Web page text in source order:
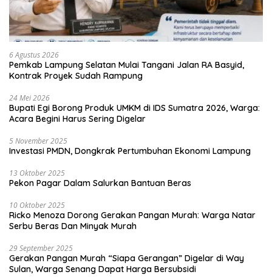
6 Agustus 2026
Pemkab Lampung Selatan Mulai Tangani Jalan RA Basyid,
Kontrak Proyek Sudah Rampung
24 Mei 2026
Bupati Egi Borong Produk UMKM di IDS Sumatra 2026, Warga:
Acara Begini Harus Sering Digelar
5 November 2025
Investasi PMDN, Dongkrak Pertumbuhan Ekonomi Lampung
13 Oktober 2025
Pekon Pagar Dalam Salurkan Bantuan Beras
10 Oktober 2025
Ricko Menoza Dorong Gerakan Pangan Murah: Warga Natar
Serbu Beras Dan Minyak Murah
29 September 2025
Gerakan Pangan Murah “Siapa Gerangan” Digelar di Way
Sulan, Warga Senang Dapat Harga Bersubsidi